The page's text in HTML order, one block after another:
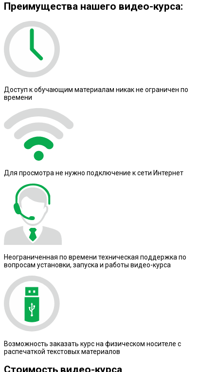
Преимущества нашего видео-курса:
Доступ к обучающим материалам никак не ограничен по
времени
Для просмотра не нужно подключение к сети Интернет
Неограниченная по времени техническая поддержка по
вопросам установки, запуска и работы видео-курса
Возможность заказать курс на физическом носителе с
распечаткой текстовых материалов